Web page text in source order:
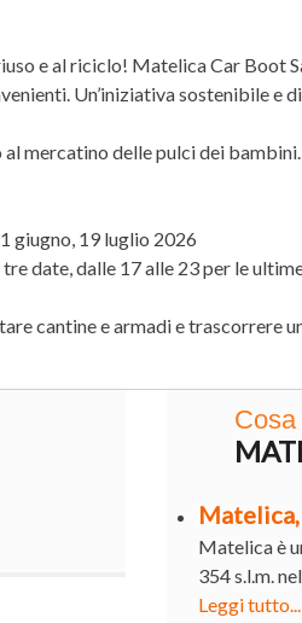
e al riciclo! Matelica Car Boot
Un’iniziativa sostenibile e
mercatino delle pulci dei bambini.
giugno, 19 luglio 2026
date, dalle 17 alle 23 per le
cantine e armadi e trascorrere
Matelica è
354 s.l.m.
Leggi tutto...